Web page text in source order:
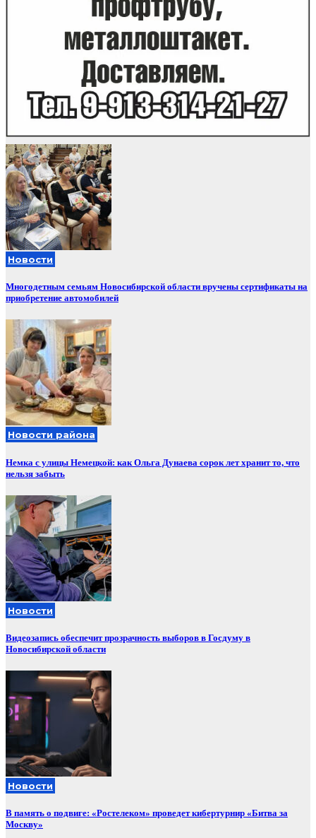
Новости
Многодетным семьям Новосибирской области вручены сертификаты на
приобретение автомобилей
Новости района
Немка с улицы Немецкой: как Ольга Дунаева сорок лет хранит то, что
нельзя забыть
Новости
Видеозапись обеспечит прозрачность выборов в Госдуму в
Новосибирской области
Новости
В память о подвиге: «Ростелеком» проведет кибертурнир «Битва за
Москву»